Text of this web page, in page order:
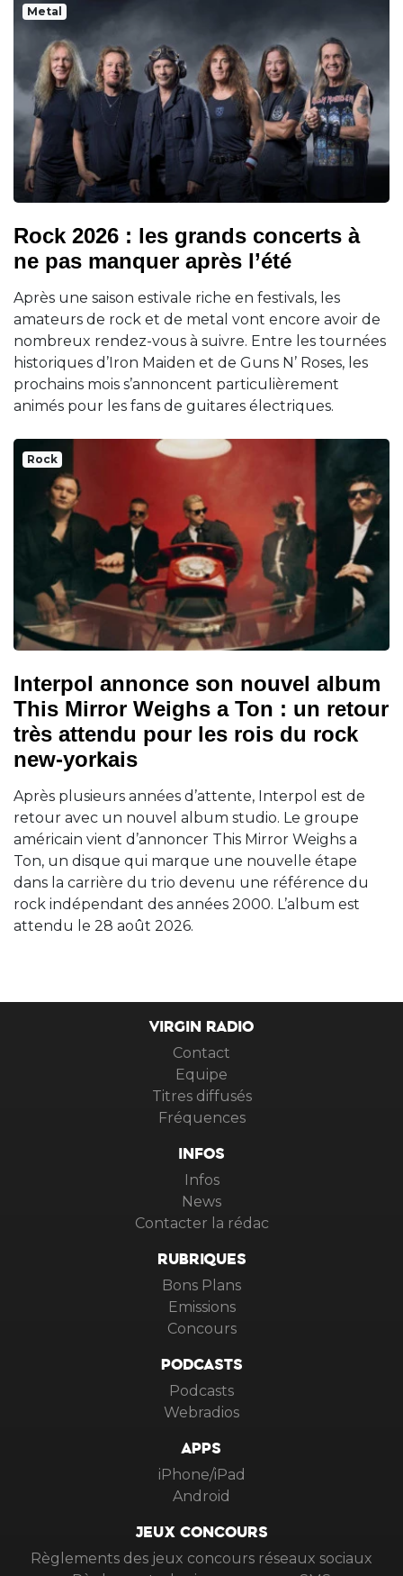
Metal
Rock 2026 : les grands concerts à
ne pas manquer après l’été
Après une saison estivale riche en festivals, les
amateurs de rock et de metal vont encore avoir de
nombreux rendez-vous à suivre. Entre les tournées
historiques d’Iron Maiden et de Guns N’ Roses, les
prochains mois s’annoncent particulièrement
animés pour les fans de guitares électriques.
Rock
Interpol annonce son nouvel album
This Mirror Weighs a Ton : un retour
très attendu pour les rois du rock
new-yorkais
Après plusieurs années d’attente, Interpol est de
retour avec un nouvel album studio. Le groupe
américain vient d’annoncer This Mirror Weighs a
Ton, un disque qui marque une nouvelle étape
dans la carrière du trio devenu une référence du
rock indépendant des années 2000. L’album est
attendu le 28 août 2026.
VIRGIN RADIO
Contact
Equipe
Titres diffusés
Fréquences
INFOS
Infos
News
Contacter la rédac
RUBRIQUES
Bons Plans
Emissions
Concours
PODCASTS
Podcasts
Webradios
APPS
iPhone/iPad
Android
JEUX CONCOURS
Règlements des jeux concours réseaux sociaux